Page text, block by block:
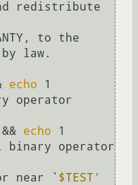
redistribute
to the
law.
echo 1
operator
echo 1
binary operator
near ` $TEST '